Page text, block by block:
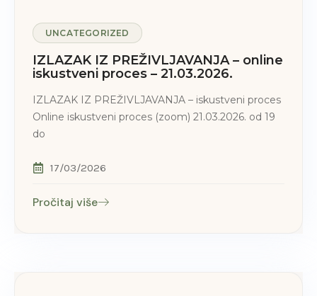
UNCATEGORIZED
IZLAZAK IZ PREŽIVLJAVANJA – online
iskustveni proces – 21.03.2026.
IZLAZAK IZ PREŽIVLJAVANJA – iskustveni proces
Online iskustveni proces (zoom) 21.03.2026. od 19
do
17/03/2026
Pročitaj više